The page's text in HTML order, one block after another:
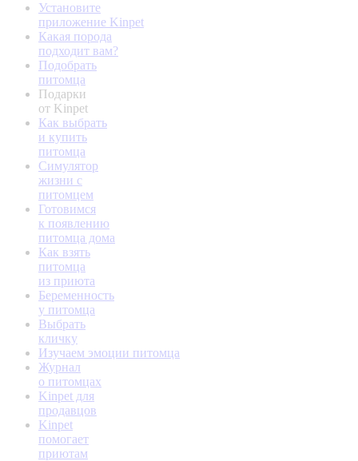
Установите
приложение Kinpet
Какая порода
подходит вам?
Подобрать
питомца
Подарки
от Kinpet
Как выбрать
и купить
питомца
Симулятор
жизни с
питомцем
Готовимся
к появлению
питомца дома
Как взять
питомца
из приюта
Беременность
у питомца
Выбрать
кличку
Изучаем эмоции питомца
Журнал
о питомцах
Kinpet для
продавцов
Kinpet
помогает
приютам